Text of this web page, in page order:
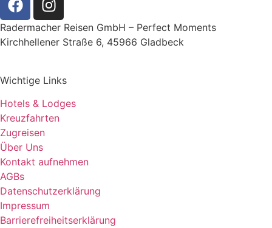
Radermacher Reisen GmbH – Perfect Moments
Kirchhellener Straße 6, 45966 Gladbeck
Wichtige Links
Hotels & Lodges
Kreuzfahrten
Zugreisen
Über Uns
Kontakt aufnehmen
AGBs
Datenschutzerklärung
Impressum
Barrierefreiheitserklärung